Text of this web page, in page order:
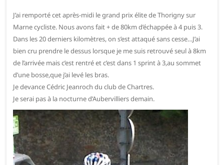
J’ai remporté cet après-midi le grand prix élite de Thorigny sur
Marne cycliste. Nous avons fait + de 80km d’échappée à 4 puis 3.
Dans les 20 derniers kilomètres, on s’est attaqué sans cesse…J’ai
bien cru prendre le dessus lorsque je me suis retrouvé seul à 8km
de l’arrivée mais c’est rentré et c’est dans 1 sprint à 3,au sommet
d’une bosse,que j’ai levé les bras.
Je devance Cédric Jeanroch du club de Chartres.
Je serai pas à la nocturne d’Aubervilliers demain.